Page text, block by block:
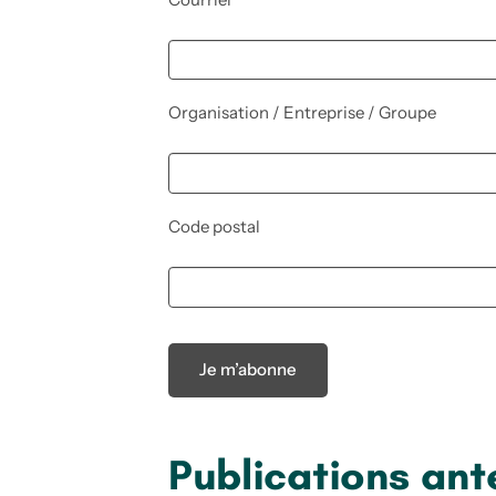
Organisation / Entreprise / Groupe
Code postal
Je m’abonne
Publications